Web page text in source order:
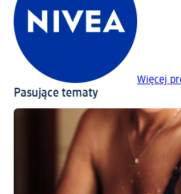
Więcej
Pasujące tematy